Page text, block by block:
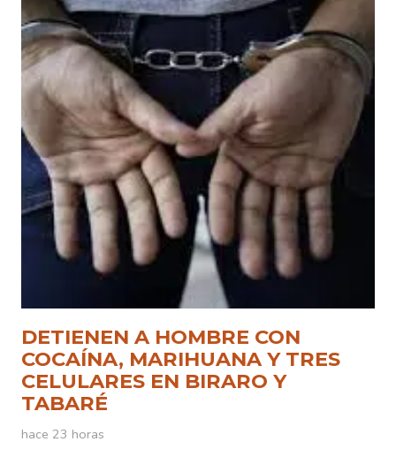
DETIENEN A HOMBRE CON
COCAÍNA, MARIHUANA Y TRES
CELULARES EN BIRARO Y
TABARÉ
hace 23 horas